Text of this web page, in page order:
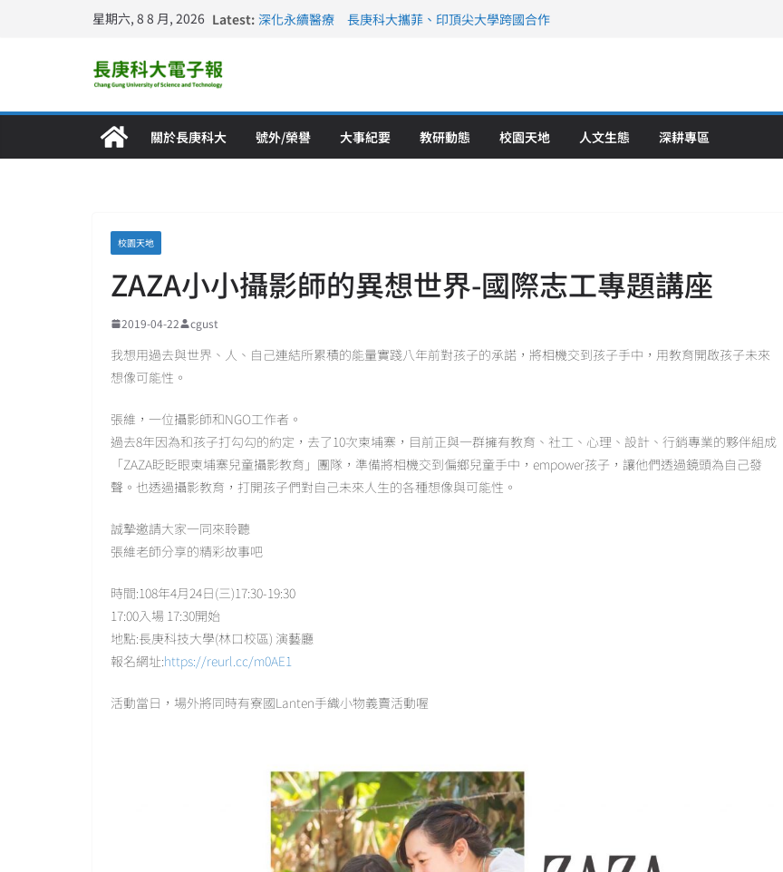
星期六, 8 8 月, 2026 Latest: 深化永續醫療 長庚科大攜菲、印頂尖大學跨國合作
關於長庚科大 號外/榮譽 大事紀要 教研動態 校園天地 人文生態 深耕專區
校園天地
ZAZA小小攝影師的異想世界-國際志工專題講座
2019-04-22 cgust
我想用過去與世界、人、自己連結所累積的能量實踐八年前對孩子的承諾，將相機交到孩子手中，用教育開啟孩子未來
想像可能性。
張維，一位攝影師和NGO工作者。
過去8年因為和孩子打勾勾的約定，去了10次柬埔寨，目前正與一群擁有教育、社工、心理、設計、行銷專業的夥伴組成
「ZAZA眨眨眼柬埔寨兒童攝影教育」團隊，準備將相機交到偏鄉兒童手中，empower孩子，讓他們透過鏡頭為自己發
聲。也透過攝影教育，打開孩子們對自己未來人生的各種想像與可能性。
誠摯邀請大家一同來聆聽
張維老師分享的精彩故事吧
時間:108年4月24日(三)17:30-19:30
17:00入場 17:30開始
地點:長庚科技大學(林口校區) 演藝廳
報名網址:https://reurl.cc/m0AE1
活動當日，場外將同時有寮國Lanten手織小物義賣活動喔